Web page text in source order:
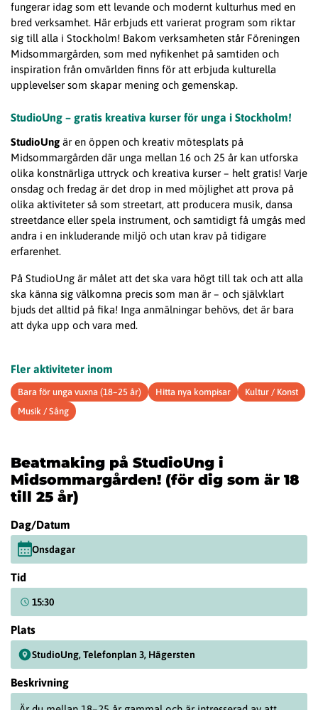
fungerar idag som ett levande och modernt kulturhus med en
bred verksamhet. Här erbjuds ett varierat program som riktar
sig till alla i Stockholm! Bakom verksamheten står Föreningen
Midsommargården, som med nyfikenhet på samtiden och
inspiration från omvärlden finns för att erbjuda kulturella
upplevelser som skapar mening och gemenskap.
StudioUng – gratis kreativa kurser för unga i Stockholm!
StudioUng är en öppen och kreativ mötesplats på
Midsommargården där unga mellan 16 och 25 år kan utforska
olika konstnärliga uttryck och kreativa kurser – helt gratis! Varje
onsdag och fredag är det drop in med möjlighet att prova på
olika aktiviteter så som streetart, att producera musik, dansa
streetdance eller spela instrument, och samtidigt få umgås med
andra i en inkluderande miljö och utan krav på tidigare
erfarenhet.
På StudioUng är målet att det ska vara högt till tak och att alla
ska känna sig välkomna precis som man är – och självklart
bjuds det alltid på fika! Inga anmälningar behövs, det är bara
att dyka upp och vara med.
Fler aktiviteter inom
Bara för unga vuxna (18–25 år) Hitta nya kompisar
Kultur / Konst
Musik / Sång
Beatmaking på StudioUng i
Midsommargården! (för dig som är 18
till 25 år)
Dag/Datum
Onsdagar
Tid
15:30
Plats
StudioUng, Telefonplan 3, Hägersten
Beskrivning